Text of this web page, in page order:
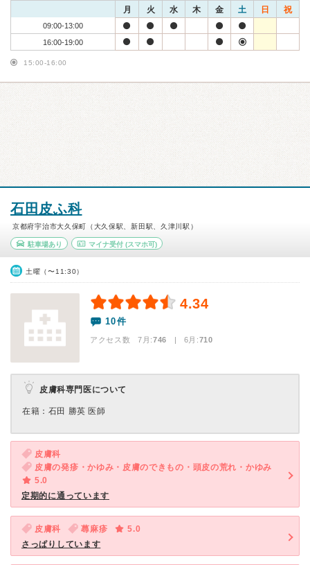
月 火 水 木 金 土 日 祝
09:00-13:00
16:00-19:00
15:00-16:00
石田皮ふ科
京都府宇治市大久保町（大久保駅、新田駅、久津川駅）
駐車場あり マイナ受付(スマホ可)
土曜（〜11:30）
4.34
10件
アクセス数 7月:746 | 6月:710
皮膚科専門医について
在籍：石田 勝英 医師
皮膚科
皮膚の発疹・かゆみ・皮膚のできもの・頭皮の荒れ・かゆみ
5.0
定期的に通っています
皮膚科 蕁麻疹
5.0
さっぱりしています